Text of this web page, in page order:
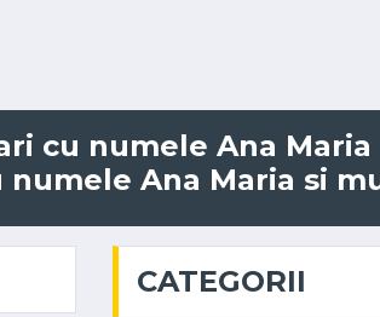
cu numele Ana
Ana Maria si
CATEGORII